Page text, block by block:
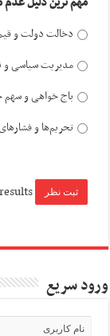
دخالت دولت و
مدیریت سیاسی و
باج خواهی و سهم
تحریم‌ها و
ورود سریع